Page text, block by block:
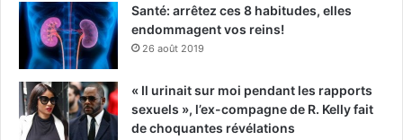
Santé: arrêtez ces 8 habitudes, elles
endommagent vos reins!
26 août 2019
« Il urinait sur moi pendant les rapports
sexuels », l’ex-compagne de R. Kelly fait
de choquantes révélations